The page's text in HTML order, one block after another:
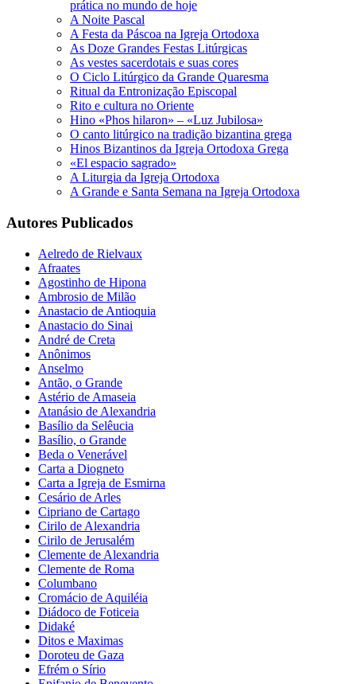
prática no mundo de hoje
A Noite Pascal
A Festa da Páscoa na Igreja Ortodoxa
As Doze Grandes Festas Litúrgicas
As vestes sacerdotais e suas cores
O Ciclo Litúrgico da Grande Quaresma
Ritual da Entronização Episcopal
Rito e cultura no Oriente
Hino «Phos hilaron» – «Luz Jubilosa»
O canto litúrgico na tradição bizantina grega
Hinos Bizantinos da Igreja Ortodoxa Grega
«El espacio sagrado»
A Liturgia da Igreja Ortodoxa
A Grande e Santa Semana na Igreja Ortodoxa
Autores Publicados
Aelredo de Rielvaux
Afraates
Agostinho de Hipona
Ambrosio de Milão
Anastacio de Antioquia
Anastacio do Sinai
André de Creta
Anônimos
Anselmo
Antão, o Grande
Astério de Amaseia
Atanásio de Alexandria
Basílio da Selêucia
Basílio, o Grande
Beda o Venerável
Carta a Diogneto
Carta a Igreja de Esmirna
Cesário de Arles
Cipriano de Cartago
Cirilo de Alexandria
Cirilo de Jerusalém
Clemente de Alexandria
Clemente de Roma
Columbano
Cromácio de Aquiléia
Diádoco de Foticeia
Didaké
Ditos e Maximas
Doroteu de Gaza
Efrém o Sírio